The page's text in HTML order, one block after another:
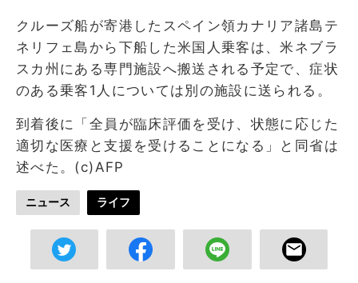
クルーズ船が寄港したスペイン領カナリア諸島テ
ネリフェ島から下船した米国人乗客は、米ネブラ
スカ州にある専門施設へ搬送される予定で、症状
のある乗客1人については別の施設に送られる。
到着後に「全員が臨床評価を受け、状態に応じた
適切な医療と支援を受けることになる」と同省は
述べた。(c)AFP
ニュース ライフ